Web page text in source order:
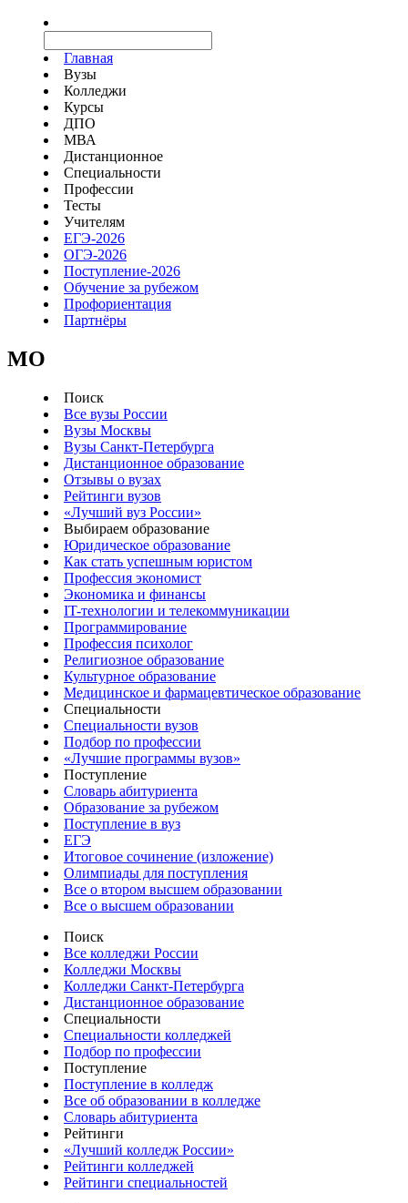
Главная
Вузы
Колледжи
Курсы
ДПО
МВА
Дистанционное
Специальности
Профессии
Тесты
Учителям
ЕГЭ-2026
ОГЭ-2026
Поступление-2026
Обучение за рубежом
Профориентация
Партнёры
MO
Поиск
Все вузы России
Вузы Москвы
Вузы Санкт-Петербурга
Дистанционное образование
Отзывы о вузах
Рейтинги вузов
«Лучший вуз России»
Выбираем образование
Юридическое образование
Как стать успешным юристом
Профессия экономист
Экономика и финансы
IT-технологии и телекоммуникации
Программирование
Профессия психолог
Религиозное образование
Культурное образование
Медицинское и фармацевтическое образование
Специальности
Специальности вузов
Подбор по профессии
«Лучшие программы вузов»
Поступление
Словарь абитуриента
Образование за рубежом
Поступление в вуз
ЕГЭ
Итоговое сочинение (изложение)
Олимпиады для поступления
Все о втором высшем образовании
Все о высшем образовании
Поиск
Все колледжи России
Колледжи Москвы
Колледжи Санкт-Петербурга
Дистанционное образование
Специальности
Специальности колледжей
Подбор по профессии
Поступление
Поступление в колледж
Все об образовании в колледже
Словарь абитуриента
Рейтинги
«Лучший колледж России»
Рейтинги колледжей
Рейтинги специальностей